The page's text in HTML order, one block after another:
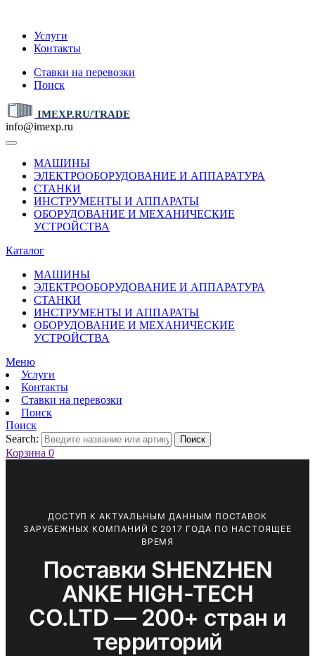
Услуги
Контакты
Ставки на перевозки
Поиск
IMEXP.RU/TRADE
info@imexp.ru
МАШИНЫ
ЭЛЕКТРООБОРУДОВАНИЕ И АППАРАТУРА
СТАНКИ
ИНСТРУМЕНТЫ И АППАРАТЫ
ОБОРУДОВАНИЕ И МЕХАНИЧЕСКИЕ
УСТРОЙСТВА
Каталог
МАШИНЫ
ЭЛЕКТРООБОРУДОВАНИЕ И АППАРАТУРА
СТАНКИ
ИНСТРУМЕНТЫ И АППАРАТЫ
ОБОРУДОВАНИЕ И МЕХАНИЧЕСКИЕ
УСТРОЙСТВА
Меню
Услуги
Контакты
Ставки на перевозки
Поиск
Поиск
Search:
Поиск
Корзина 0
ДОСТУП К АКТУАЛЬНЫМ ДАННЫМ ПОСТАВОК
ЗАРУБЕЖНЫХ КОМПАНИЙ С 2017 ГОДА ПО НАСТОЯЩЕЕ
ВРЕМЯ
Поставки SHENZHEN
ANKE HIGH-TECH
CO.LTD — 200+ стран и
территорий